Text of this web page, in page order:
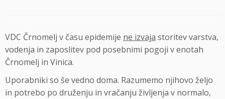
VDC Črnomelj v času epidemije ne izvaja storitev varstva,
vodenja in zaposlitev pod posebnimi pogoji v enotah
Črnomelj in Vinica.
Uporabniki so še vedno doma. Razumemo njihovo željo
in potrebo po druženju in vračanju življenja v normalo,